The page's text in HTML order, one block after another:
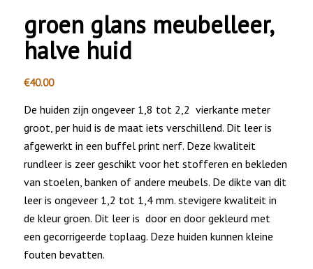
groen glans meubelleer,
halve huid
€40.00
De huiden zijn ongeveer 1,8 tot 2,2 vierkante meter
groot, per huid is de maat iets verschillend. Dit leer is
afgewerkt in een buffel print nerf. Deze kwaliteit
rundleer is zeer geschikt voor het stofferen en bekleden
van stoelen, banken of andere meubels. De dikte van dit
leer is ongeveer 1,2 tot 1,4 mm. stevigere kwaliteit in
de kleur groen. Dit leer is door en door gekleurd met
een gecorrigeerde toplaag. Deze huiden kunnen kleine
fouten bevatten.